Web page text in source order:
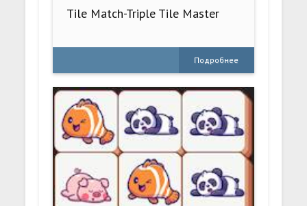
Tile Match-Triple Tile Master
Подробнее